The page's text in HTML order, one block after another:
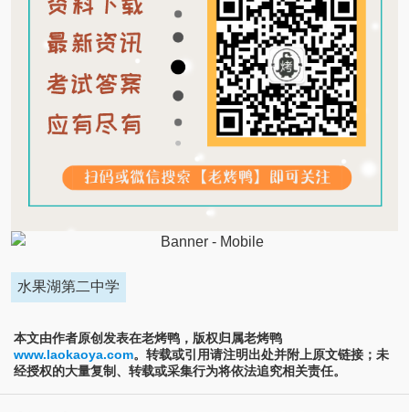
水果湖第二中学
本文由作者原创发表在老烤鸭，版权归属老烤鸭
www.laokaoya.com。转载或引用请注明出处并附上原文链接；未
经授权的大量复制、转载或采集行为将依法追究相关责任。